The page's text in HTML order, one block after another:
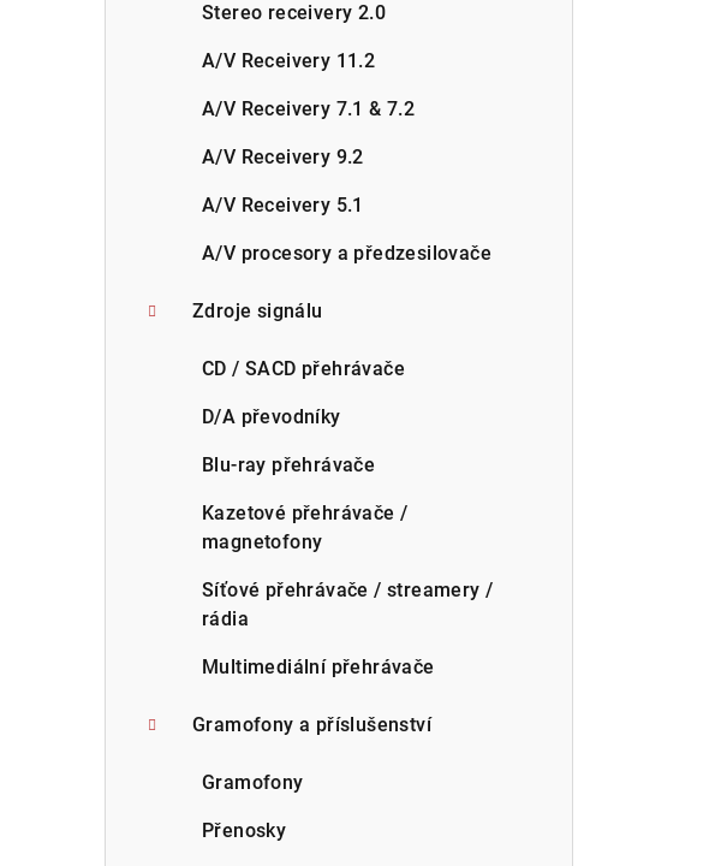
Stereo receivery 2.0
A/V Receivery 11.2
A/V Receivery 7.1 & 7.2
A/V Receivery 9.2
A/V Receivery 5.1
A/V procesory a předzesilovače
Zdroje signálu
CD / SACD přehrávače
D/A převodníky
Blu-ray přehrávače
Kazetové přehrávače /
magnetofony
Síťové přehrávače / streamery /
rádia
Multimediální přehrávače
Gramofony a příslušenství
Gramofony
Přenosky